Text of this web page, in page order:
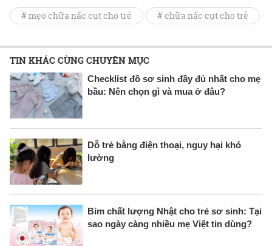
# mẹo chữa nấc cụt cho trẻ # chữa nấc cụt cho trẻ
TIN KHÁC CÙNG CHUYÊN MỤC
Checklist đồ sơ sinh đầy đủ nhất cho mẹ
bầu: Nên chọn gì và mua ở đâu?
Dỗ trẻ bằng điện thoại, nguy hại khó
lường
Bỉm chất lượng Nhật cho trẻ sơ sinh: Tại
sao ngày càng nhiều mẹ Việt tin dùng?